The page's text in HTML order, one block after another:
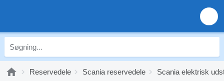
Reservedele Scania reservedele Scania elektrisk